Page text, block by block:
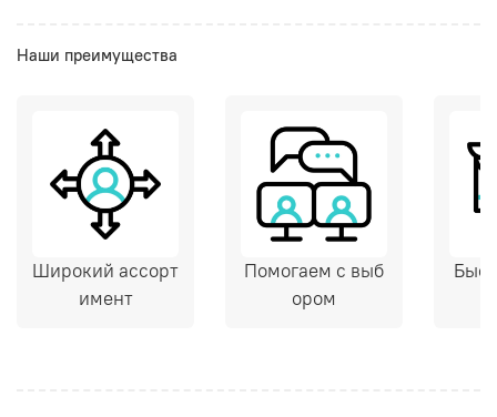
Наши преимущества
Широкий ассорт
имент
Помогаем с выб
ором